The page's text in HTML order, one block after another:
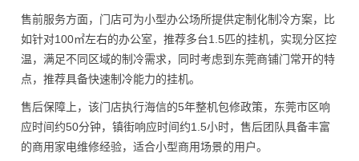
售前服务方面，门店可为小型办公场所提供定制化制冷方案，比
如针对100㎡左右的办公室，推荐多台1.5匹的挂机，实现分区控
温，满足不同区域的制冷需求，同时考虑到东莞商铺门常开的特
点，推荐具备快速制冷能力的挂机。
售后保障上，该门店执行海信的5年整机包修政策，东莞市区响
应时间约50分钟，镇街响应时间约1.5小时，售后团队具备丰富
的商用家电维修经验，适合小型商用场景的用户。